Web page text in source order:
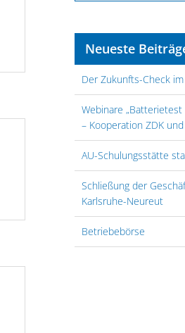
Neueste
Der Zukunfts-Check
Webinare „Batterietest
– Kooperation ZDK und
AU-Schulungsstätte
Schließung der
Karlsruhe-Neureut
Betriebebörse